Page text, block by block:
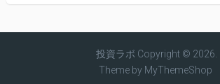
投資ラボ Copyright © 2026.
Theme by MyThemeShop